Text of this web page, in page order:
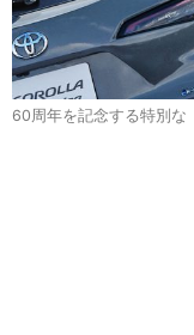
60周年を記念する特別な